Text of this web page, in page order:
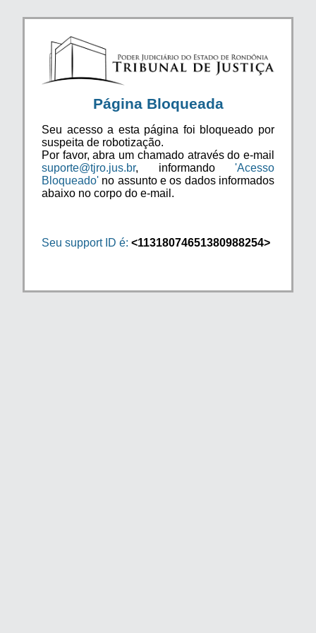
Página Bloqueada
Seu acesso a esta página foi bloqueado por
suspeita de robotização.
Por favor, abra um chamado através do e-mail
suporte@tjro.jus.br, informando 'Acesso
Bloqueado' no assunto e os dados informados
abaixo no corpo do e-mail.
Seu support ID é: <11318074651380988254>